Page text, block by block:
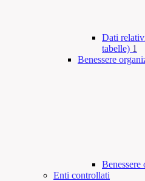
Dati
tabelle) 1
Benessere
Benessere
Enti controllati